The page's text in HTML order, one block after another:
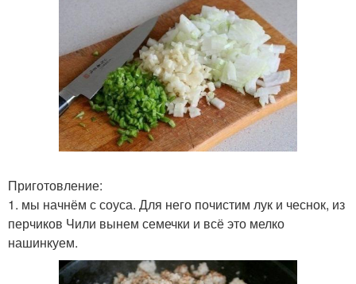
Приготовление:
1. мы начнём с соуса. Для него почистим лук и чеснок, из
перчиков Чили вынем семечки и всё это мелко
нашинкуем.